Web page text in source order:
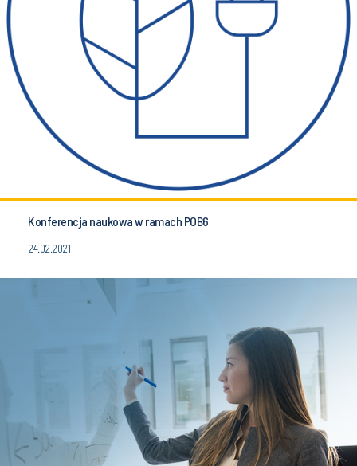
Konferencja naukowa w ramach POB6
24.02.2021